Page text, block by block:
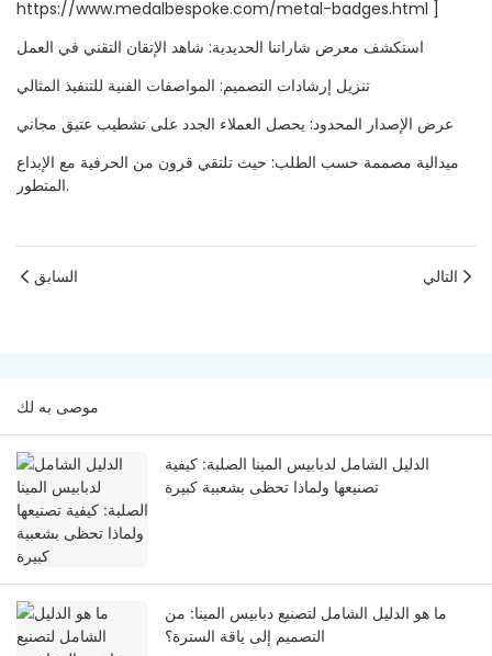
https://www.medalbespoke.com/metal-badges.html ]
استكشف معرض شاراتنا الحديدية: شاهد الإتقان التقني في العمل
تنزيل إرشادات التصميم: المواصفات الفنية للتنفيذ المثالي
عرض الإصدار المحدود: يحصل العملاء الجدد على تشطيب عتيق مجاني
ميدالية مصممة حسب الطلب: حيث تلتقي قرون من الحرفية مع الإبداع
المتطور.
السابق التالي
موصى به لك
الدليل الشامل لدبابيس المينا الصلبة: كيفية
تصنيعها ولماذا تحظى بشعبية كبيرة
ما هو الدليل الشامل لتصنيع دبابيس المينا: من
التصميم إلى ياقة السترة؟